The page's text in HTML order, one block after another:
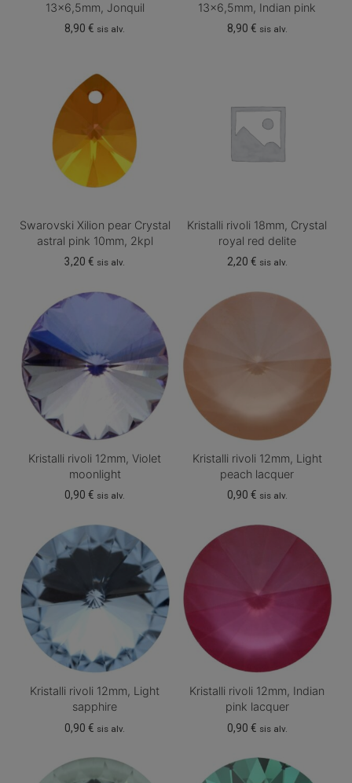
13×6,5mm, Jonquil
8,90€ sis alv.
13×6,5mm, Indian pink
8,90 € sis alv.
Swarovski Xilion pear Crystal
astral pink 10mm, 2kpl
3,20€ sis alv.
Kristalli rivoli 18mm, Crystal
royal red delite
2,20 € sis alv.
Kristalli rivoli 12mm, Violet
moonlight
0,90€ sis alv.
Kristalli rivoli 12mm, Light
peach lacquer
0,90 € sis alv.
Kristalli rivoli 12mm, Light
sapphire
0,90€ sis alv.
Kristalli rivoli 12mm, Indian
pink lacquer
0,90 € sis alv.